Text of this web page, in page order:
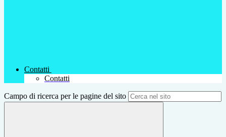
Contatti
Contatti
Campo di ricerca per le pagine del sito